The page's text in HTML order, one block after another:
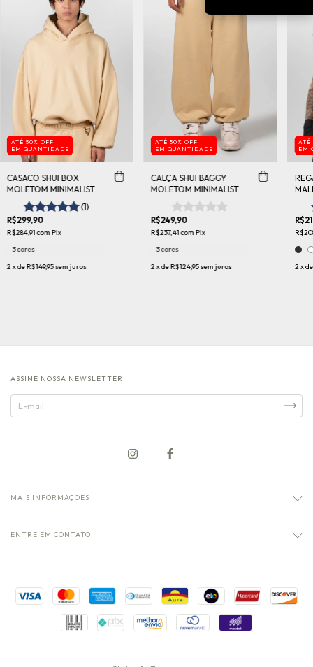
ATÉ 50% OFF
EM QUANTIDADE
CASACO SHUI BOX
MOLETOM MINIMALIST
FW 26
(1)
R$299,90
R$284,91com Pix
3 cores
2 x deR$149,95sem juros
ATÉ 50% OFF
EM QUANTIDADE
CALÇA SHUI BAGGY
MOLETOM MINIMALIST
R$249,90
R$237,41com Pix
3 cores
2 x deR$124,95sem juros
ATÉ
EM
2x
ASSINE NOSSA NEWSLETTER
MAIS INFORMAÇÕES
ENTRE EM CONTATO